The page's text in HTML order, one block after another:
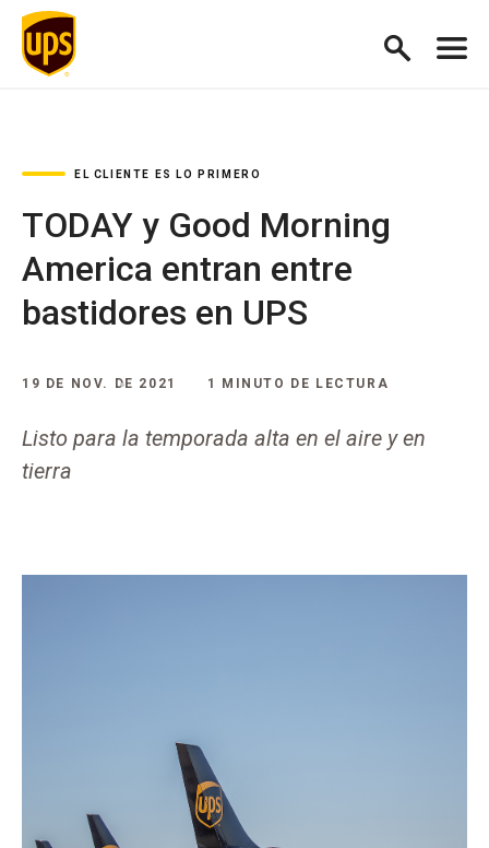
EL CLIENTE ES LO PRIMERO
TODAY y Good Morning
America entran entre
bastidores en UPS
19 DE NOV. DE 2021 1 MINUTO DE LECTURA
Listo para la temporada alta en el aire y en
tierra